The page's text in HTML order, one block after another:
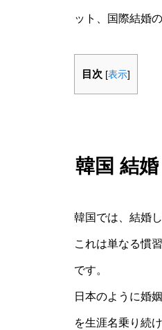
ット、国際結婚
目次 [表示]
韓国 結
韓国では、結婚
これは単なる慣
です。
日本のように婚
を生涯名乗り続